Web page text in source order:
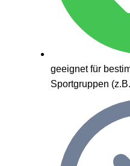
geeignet für
Sportgruppen